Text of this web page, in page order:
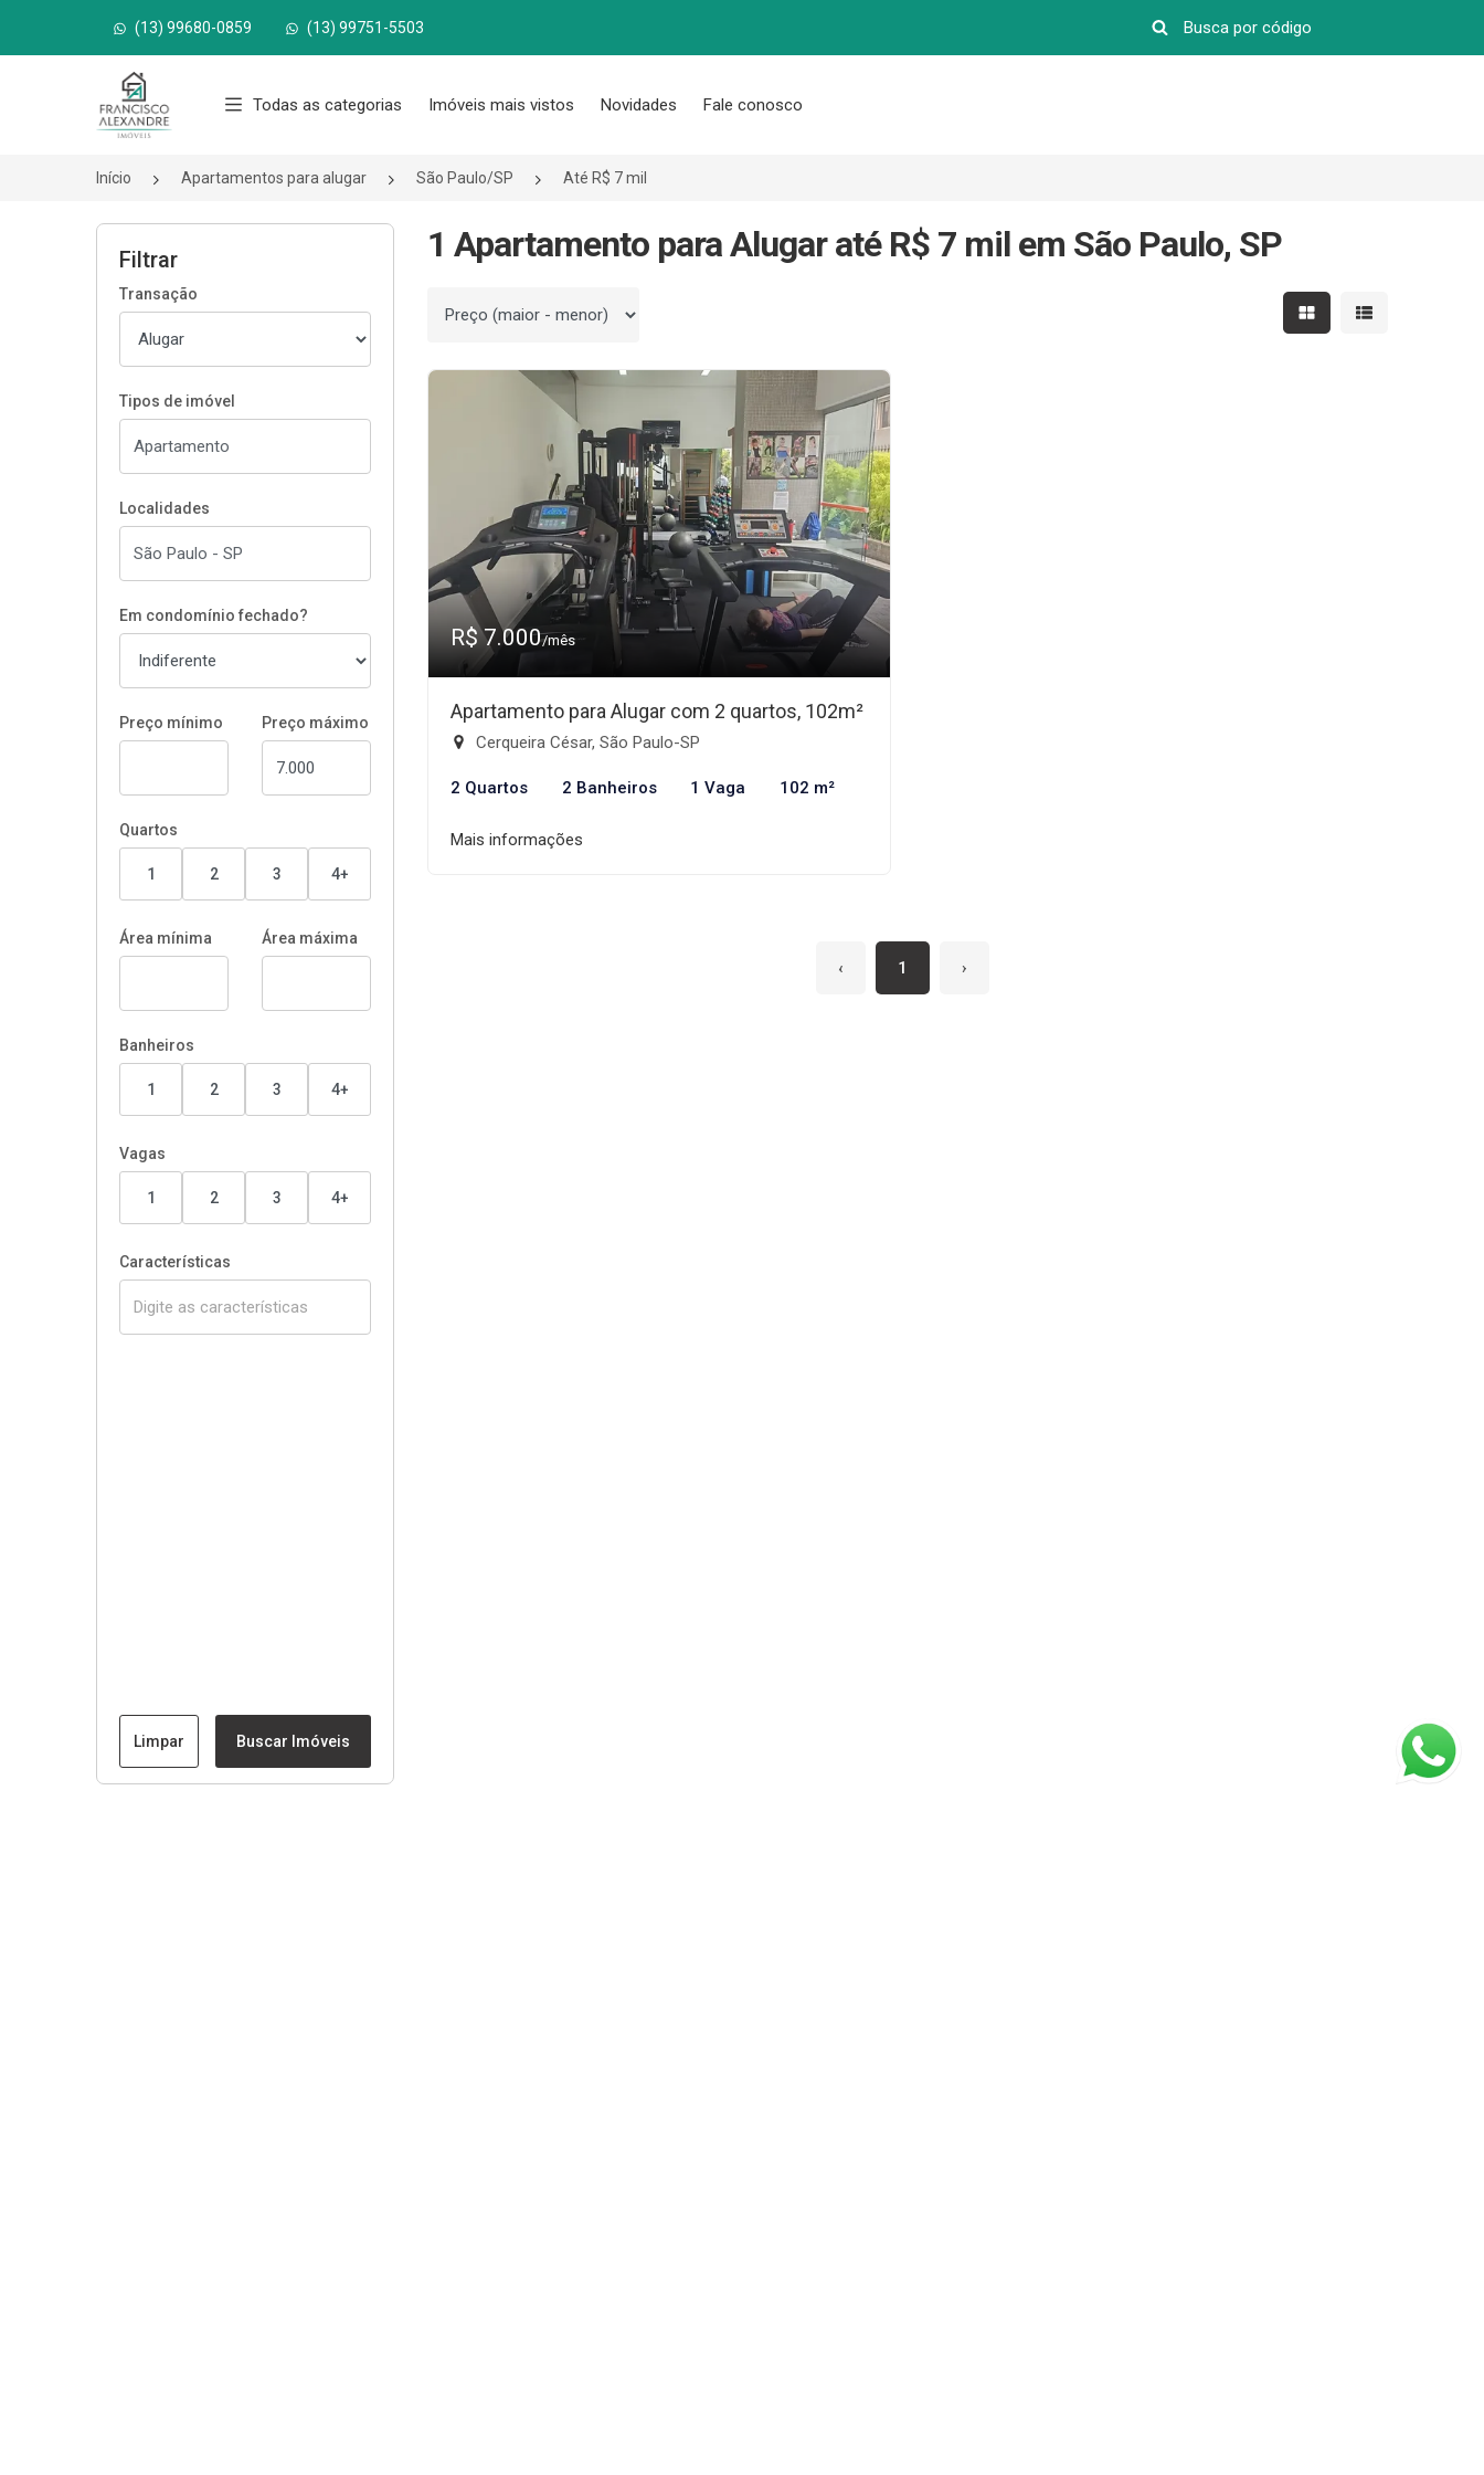
(13) 99680-0859 (13) 99751-5503
Página inicial
Todas as categorias Imóveis mais vistos Novidades Fale conosco
Início Apartamentos para alugar São Paulo/SP Até R$ 7 mil
Filtrar
Transação
Tipos de imóvel
Localidades
Em condomínio fechado?
Preço mínimo Preço máximo
Quartos
1 2 3 4+
Área mínima Área máxima
Banheiros
1 2 3 4+
Vagas
1 2 3 4+
Características
Limpar Buscar Imóveis
1 Apartamento para Alugar até R$ 7 mil em São Paulo, SP
Ordenar por Mostrar resultados em
Mostrar
R$ 7.000/mês
Apartamento para Alugar com 2 quartos, 102m²
Cerqueira César, São Paulo-SP
2 Quartos 2 Banheiros 1 Vaga 102 m²
Mais informações
‹ 1 ›